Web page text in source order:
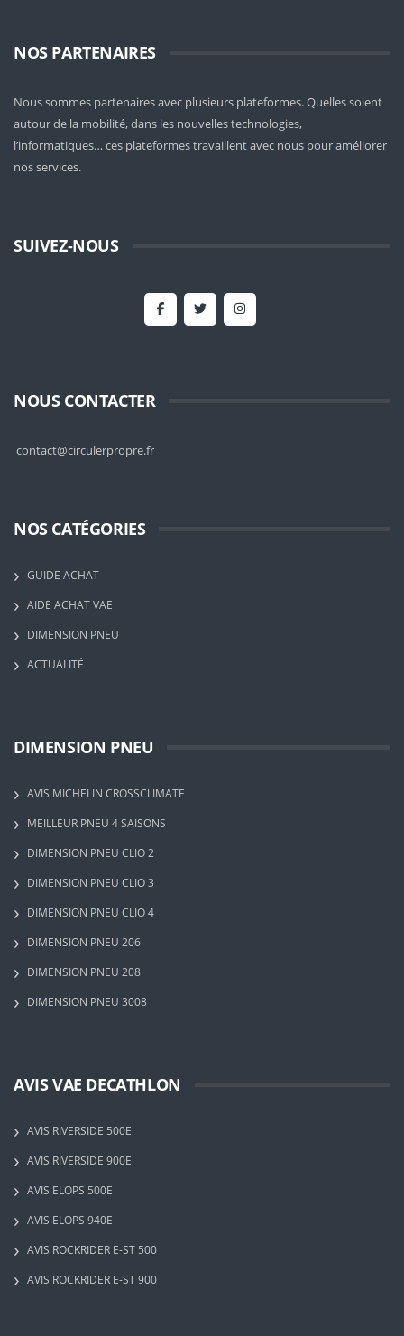
NOS PARTENAIRES
Nous sommes partenaires avec plusieurs plateformes. Quelles soient
autour de la mobilité, dans les nouvelles technologies,
l’informatiques… ces plateformes travaillent avec nous pour améliorer
nos services.
SUIVEZ-NOUS
NOUS CONTACTER
contact@circulerpropre.fr
NOS CATÉGORIES
GUIDE ACHAT
AIDE ACHAT VAE
DIMENSION PNEU
ACTUALITÉ
DIMENSION PNEU
AVIS MICHELIN CROSSCLIMATE
MEILLEUR PNEU 4 SAISONS
DIMENSION PNEU CLIO 2
DIMENSION PNEU CLIO 3
DIMENSION PNEU CLIO 4
DIMENSION PNEU 206
DIMENSION PNEU 208
DIMENSION PNEU 3008
AVIS VAE DECATHLON
AVIS RIVERSIDE 500E
AVIS RIVERSIDE 900E
AVIS ELOPS 500E
AVIS ELOPS 940E
AVIS ROCKRIDER E-ST 500
AVIS ROCKRIDER E-ST 900